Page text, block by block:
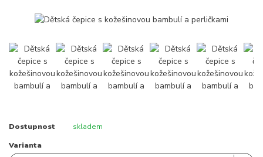
Dostupnost skladem
Varianta